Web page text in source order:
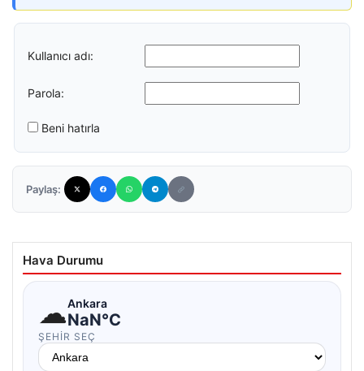
Kullanıcı adı:
Parola:
Beni hatırla
Paylaş:
Hava Durumu
☁Ankara
NaN°C
ŞEHIR SEÇ